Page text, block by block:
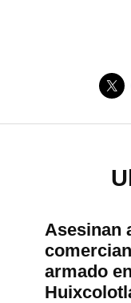
Asesinan
armado